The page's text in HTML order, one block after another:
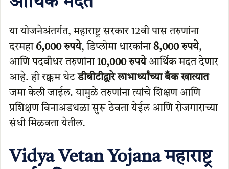
या योजनेअंतर्गत, महाराष्ट्र सरकार 12वी पास तरुणांना
दरमहा 6,000 रुपये, डिप्लोमा धारकांना 8,000 रुपये,
आणि पदवीधर तरुणांना 10,000 रुपयेआर्थिक मदत देणार
आहे. ही रक्कम थेटडीबीटीद्वारे लाभार्थ्यांच्या बँक खात्यात
जमा केली जाईल. यामुळे तरुणांना त्यांचे शिक्षण आणि
प्रशिक्षण विनाअडथळा सुरू ठेवता येईल आणि रोजगाराच्या
संधी मिळवता येतील.
Vidya Vetan Yojana महाराष्ट्र